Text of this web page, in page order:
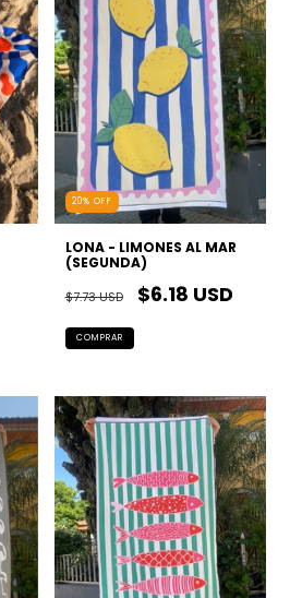
20% OFF
LONA - LIMONES AL MAR
(SEGUNDA)
$7.73 USD $6.18 USD